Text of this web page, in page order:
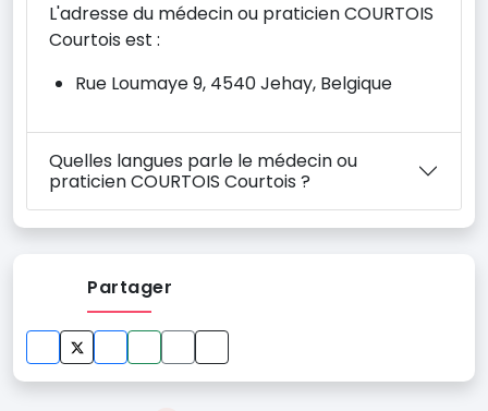
L'adresse du médecin ou praticien COURTOIS
Courtois est :
Rue Loumaye 9, 4540 Jehay, Belgique
Quelles langues parle le médecin ou
praticien COURTOIS Courtois ?
Partager